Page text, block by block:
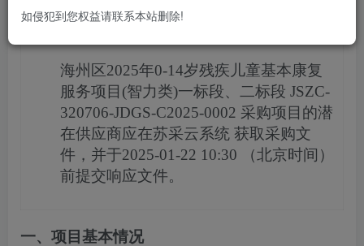
海州区2025年0-14岁残疾儿童基本康复
服务项目(智力类)一标段、二标段 JSZC-
320706-JDGS-C2025-0002 采购项目的潜
在供应商应在苏采云系统 获取采购文
件，并于2025-01-22 10:30 （北京时间）
前提交响应文件。
一、项目基本情况
如侵犯到您权益请联系本站删除!